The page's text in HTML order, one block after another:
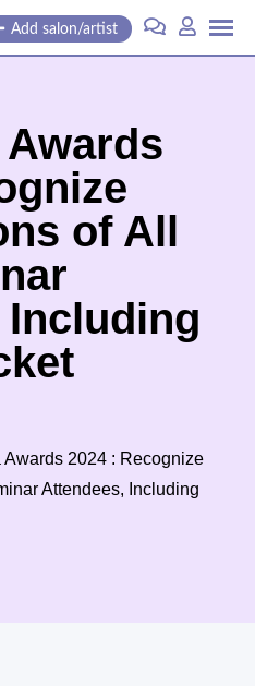
Add salon/artist
of All
Awards 2024 : Recognize
Attendees, Including